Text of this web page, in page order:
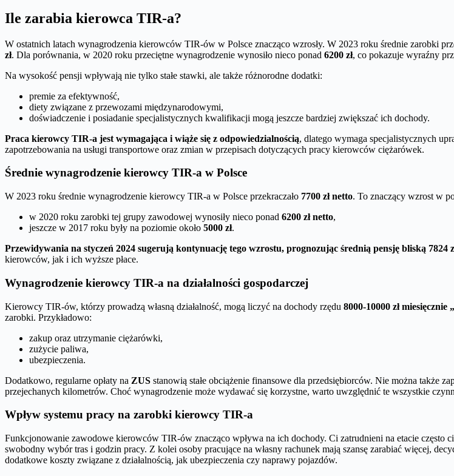
Ile zarabia kierowca TIR-a?
W ostatnich latach wynagrodzenia kierowców TIR-ów w Polsce znacząco wzrosły. W 2023 roku średnie zarobki
zł. Dla porównania, w 2020 roku przeciętne wynagrodzenie wynosiło nieco ponad 6200 zł, co pokazuje wyraźny
Na wysokość pensji wpływają nie tylko stałe stawki, ale także różnorodne dodatki:
premie za efektywność,
diety związane z przewozami międzynarodowymi,
doświadczenie i posiadanie specjalistycznych kwalifikacji mogą jeszcze bardziej zwiększać ich dochody.
Praca kierowcy TIR-a jest wymagająca i wiąże się z odpowiedzialnością, dlatego wymaga specjalistycznych
zapotrzebowania na usługi transportowe oraz zmian w przepisach dotyczących pracy kierowców ciężarówek.
Średnie wynagrodzenie kierowcy TIR-a w Polsce
W 2023 roku średnie wynagrodzenie kierowcy TIR-a w Polsce przekraczało 7700 zł netto. To znaczący wzrost w
w 2020 roku zarobki tej grupy zawodowej wynosiły nieco ponad 6200 zł netto,
jeszcze w 2017 roku były na poziomie około 5000 zł.
Przewidywania na styczeń 2024 sugerują kontynuację tego wzrostu, prognozując średnią pensję bliską 7824
kierowców, jak i ich wyższe płace.
Wynagrodzenie kierowcy TIR-a na działalności gospodarczej
Kierowcy TIR-ów, którzy prowadzą własną działalność, mogą liczyć na dochody rzędu 8000-10000 zł miesięcznie
zarobki. Przykładowo:
zakup oraz utrzymanie ciężarówki,
zużycie paliwa,
ubezpieczenia.
Dodatkowo, regularne opłaty na ZUS stanowią stałe obciążenie finansowe dla przedsiębiorców. Nie można także
przejechanych kilometrów. Choć wynagrodzenie może wydawać się korzystne, warto uwzględnić te wszystkie
Wpływ systemu pracy na zarobki kierowcy TIR-a
Funkcjonowanie zawodowe kierowców TIR-ów znacząco wpływa na ich dochody. Ci zatrudnieni na etacie często
swobodny wybór tras i godzin pracy. Z kolei osoby pracujące na własny rachunek mają szansę zarabiać więcej,
dodatkowe koszty związane z działalnością, jak ubezpieczenia czy naprawy pojazdów.